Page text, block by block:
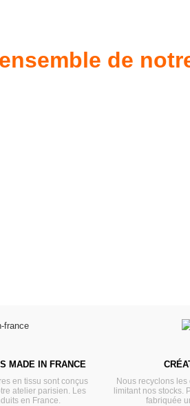
de
MADE IN FRANCE
en tissu sont conçus
atelier parisien. Les
en France.
Nous recyclons
limitant nos stocks.
fabriquée